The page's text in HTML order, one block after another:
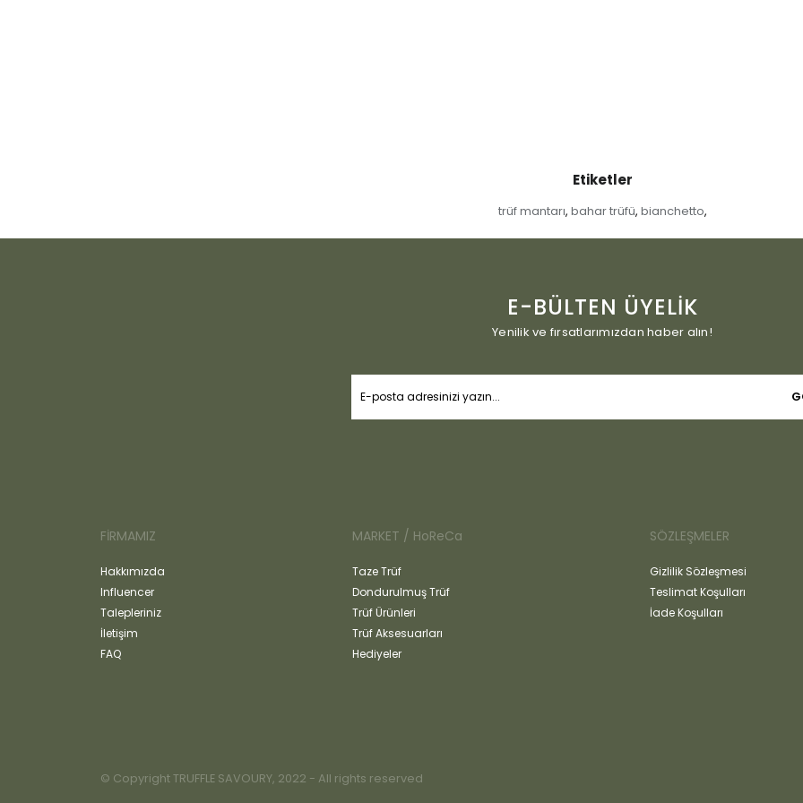
Etiketler
trüf mantarı, bahar trüfü, bianchetto,
E-BÜLTEN ÜYELİK
Yenilik ve fırsatlarımızdan haber alın!
FİRMAMIZ
Hakkımızda
Influencer
Talepleriniz
İletişim
FAQ
MARKET / HoReCa
Taze Trüf
Dondurulmuş Trüf
Trüf Ürünleri
Trüf Aksesuarları
Hediyeler
SÖZLEŞMELER
Gizlilik Sözleşmesi
Teslimat Koşulları
İade Koşulları
© Copyright TRUFFLE SAVOURY, 2022 - All rights reserved